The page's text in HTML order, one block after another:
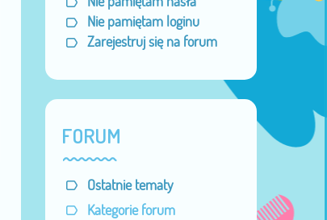
Nie pamiętam loginu
Zarejestruj się na forum
FORUM
Ostatnie tematy
Kategorie forum